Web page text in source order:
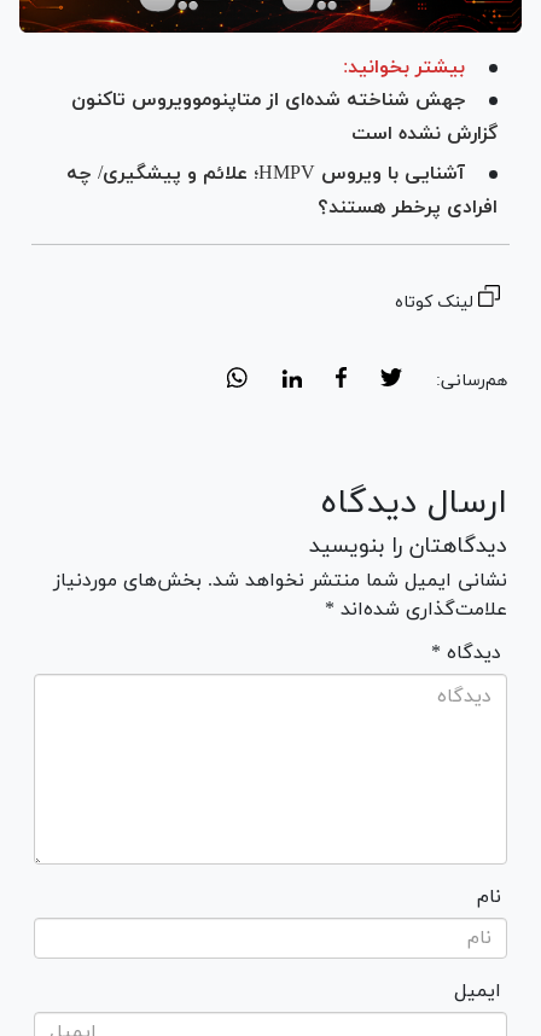
بیشتر بخوانید:
جهش شناخته شده‌ای از متاپنوموویروس تاکنون
گزارش نشده است
آشنایی با ویروس HMPV؛ علائم و پیشگیری/ چه
افرادى پرخطر هستند؟
لینک کوتاه
هم‌رسانی:
ارسال دیدگاه
دیدگاهتان را بنویسید
نشانی ایمیل شما منتشر نخواهد شد. بخش‌های موردنیاز
علامت‌گذاری شده‌اند *
* دیدگاه
نام
ایمیل